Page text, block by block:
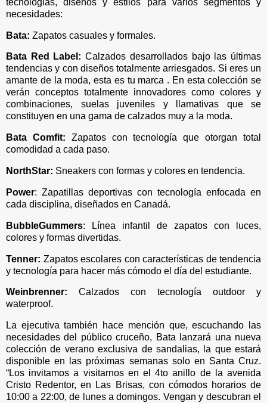
necesidades:
Bata: Zapatos casuales y formales.
Bata Red Label: Calzados desarrollados bajo las últimas
tendencias y con diseños totalmente arriesgados. Si eres un
amante de la moda, esta es tu marca . En esta colección se
verán conceptos totalmente innovadores como colores y
combinaciones, suelas juveniles y llamativas que se
constituyen en una gama de calzados muy a la moda.
Bata Comfit: Zapatos con tecnología que otorgan total
comodidad a cada paso.
NorthStar: Sneakers con formas y colores en tendencia.
Power: Zapatillas deportivas con tecnología enfocada en
cada disciplina, diseñados en Canadá.
BubbleGummers: Línea infantil de zapatos con luces,
colores y formas divertidas.
Tenner: Zapatos escolares con características de tendencia
y tecnología para hacer más cómodo el día del estudiante.
Weinbrenner: Calzados con tecnología outdoor y
waterproof.
La ejecutiva también hace mención que, escuchando las
necesidades del público cruceño, Bata lanzará una nueva
colección de verano exclusiva de sandalias, la que estará
disponible en las próximas semanas solo en Santa Cruz.
“Los invitamos a visitarnos en el 4to anillo de la avenida
Cristo Redentor, en Las Brisas, con cómodos horarios de
10:00 a 22:00, de lunes a domingos. Vengan y descubran el